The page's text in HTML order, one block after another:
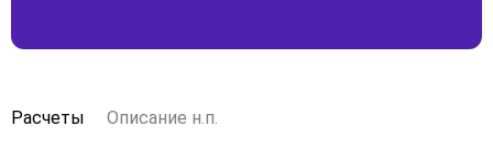
Расчеты Описание н.п.